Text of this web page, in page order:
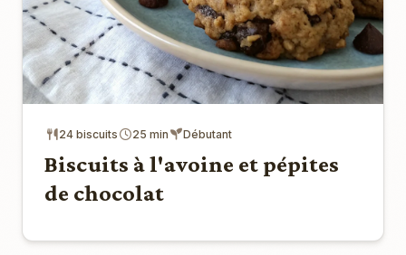
24 biscuits 25 min Débutant
Biscuits à l'avoine et pépites
de chocolat